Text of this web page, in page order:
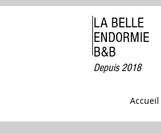
LA BELLE
ENDORMIE
B&B
Depuis 2018
Accueil